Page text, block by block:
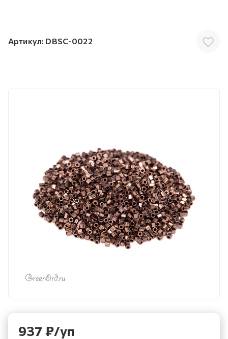
Артикул: DBSC-0022
937 ₽/уп